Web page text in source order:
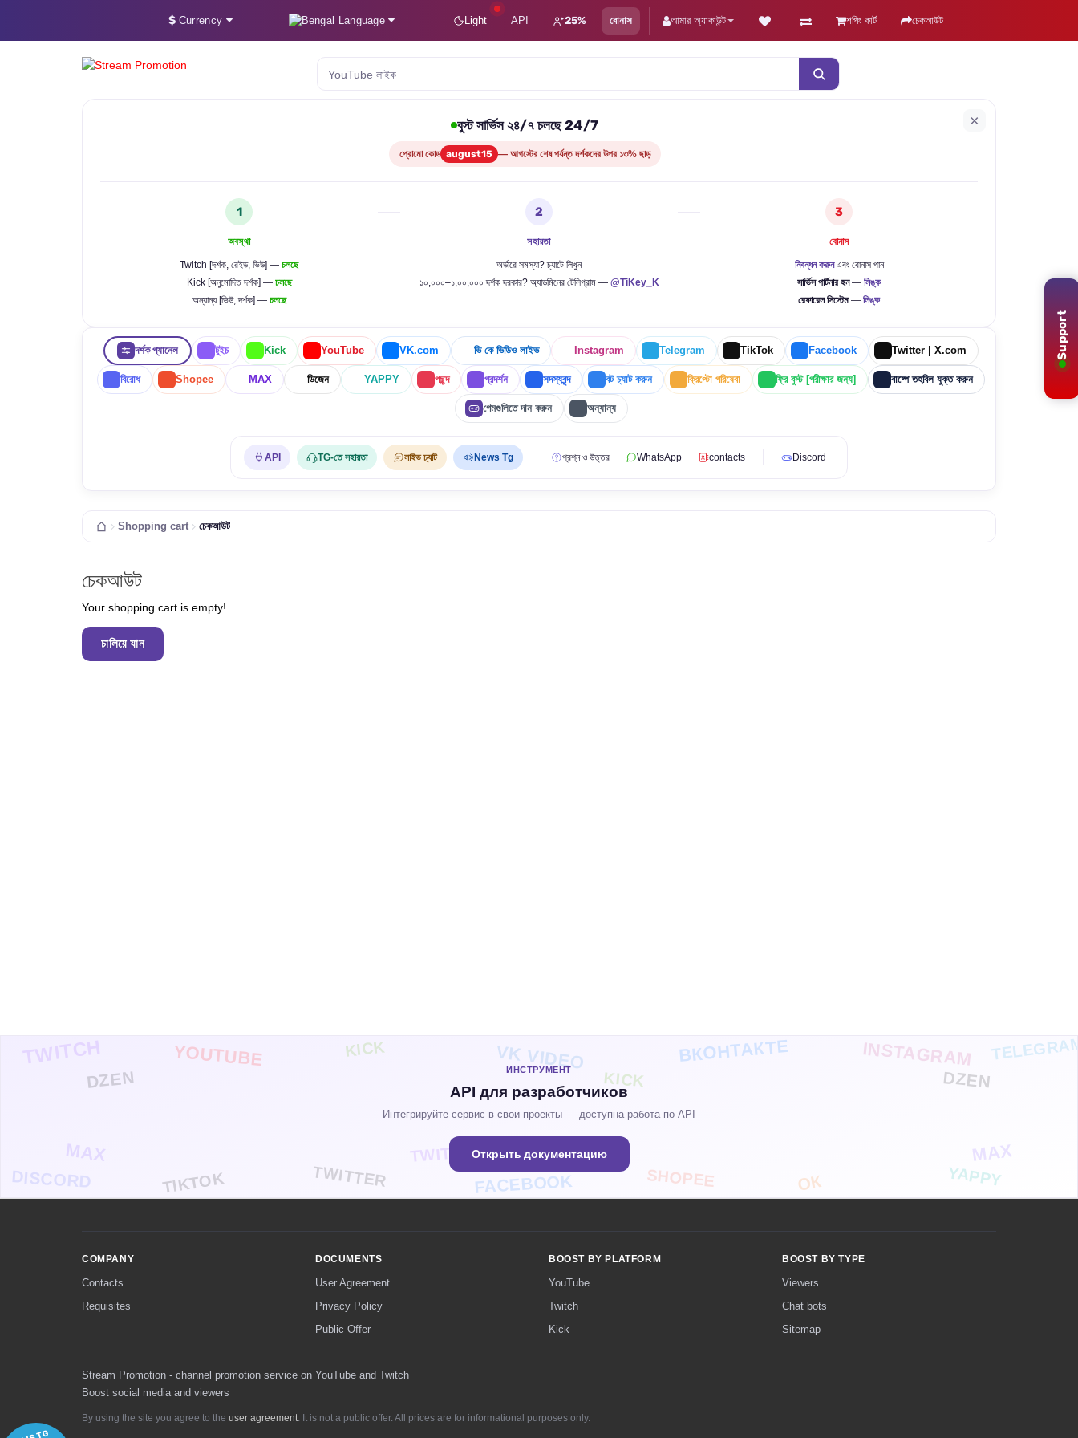
Support
$ Currency Language Light API 25% বোনাস আমার অ্যাকাউন্ট শপিং কার্ট চেকআউট
YouTube লাইক
×
বুস্ট সার্ভিস ২৪/৭ চলছে 24/7
প্রোমো কোড august15 — আগস্টের শেষ পর্যন্ত দর্শকদের উপর ১৩% ছাড়
1
অবস্থা
Twitch [দর্শক, রেইড, ভিউ] — চলছে
Kick [অনুমোদিত দর্শক] — চলছে
অন্যান্য [ভিউ, দর্শক] — চলছে
2
সহায়তা
অর্ডারে সমস্যা? চ্যাটে লিখুন
১০,০০০–১,০০,০০০ দর্শক দরকার? অ্যাডমিনের টেলিগ্রাম — @TiKey_K
3
বোনাস
নিবন্ধন করুনএবং বোনাস পান
সার্ভিস পার্টনার হন— লিঙ্ক
রেফারেল সিস্টেম — লিঙ্ক
দর্শক প্যানেল টুইচ Kick YouTube VK.com ভি কে ভিডিও লাইভ Instagram Telegram TikTok Facebook Twitter | X.com
বিরোধ Shopee MAX ডিজেন YAPPY পছন্দ প্রদর্শন সদস্যবৃন্দ বট চ্যাট করুন ক্রিপ্টো পরিষেবা ফ্রি বুস্ট [পরীক্ষার জন্য] বাষ্পে তহবিল যুক্ত করুন
গেমগুলিতে দান করুন অন্যান্য
API TG-তে সহায়তা লাইভ চ্যাট News Tg প্রশ্ন ও উত্তর WhatsApp contacts Discord
Shopping cart চেকআউট
চেকআউট
Your shopping cart is empty!
চালিয়ে যান
TWITCH YOUTUBE KICK VK VIDEO ВКОНТАКТЕ INSTAGRAM
DISCORD TIKTOK TWITTER FACEBOOK SHOPEE ОК YAPPY
DZEN
MAX
DZEN
MAX
KICK
TWITCH
ИНСТРУМЕНТ
API для разработчиков
Интегрируйте сервис в свои проекты — доступна работа по API
Открыть документацию
COMPANY
Contacts
Requisites
DOCUMENTS
User Agreement
Privacy Policy
Public Offer
BOOST BY PLATFORM
YouTube
Twitch
Kick
BOOST BY TYPE
Viewers
Chat bots
Sitemap
Stream Promotion - channel promotion service on YouTube and Twitch
Boost social media and viewers
By using the site you agree to the user agreement . It is not a public offer. All prices are for informational purposes only.